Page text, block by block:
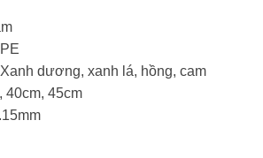
dương, xanh lá, hồng, cam
40cm, 45cm